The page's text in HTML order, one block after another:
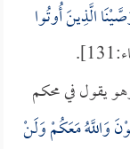
الَّذِينَ أُوتُوا
يقول في محكم
وَاللَّهُ مَعَكُمْ وَلَنْ